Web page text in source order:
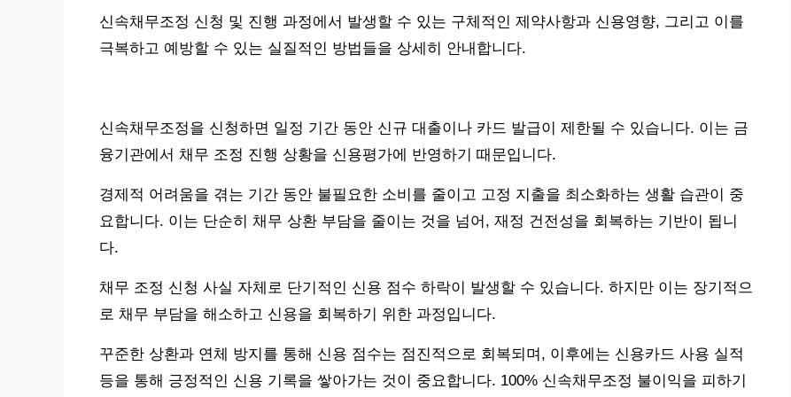
신속채무조정 신청 및 진행 과정에서 발생할 수 있는 구체적인 제약사항과 신용영향, 그리고 이를
극복하고 예방할 수 있는 실질적인 방법들을 상세히 안내합니다.
신속채무조정을 신청하면 일정 기간 동안 신규 대출이나 카드 발급이 제한될 수 있습니다. 이는 금
융기관에서 채무 조정 진행 상황을 신용평가에 반영하기 때문입니다.
경제적 어려움을 겪는 기간 동안 불필요한 소비를 줄이고 고정 지출을 최소화하는 생활 습관이 중
요합니다. 이는 단순히 채무 상환 부담을 줄이는 것을 넘어, 재정 건전성을 회복하는 기반이 됩니
다.
채무 조정 신청 사실 자체로 단기적인 신용 점수 하락이 발생할 수 있습니다. 하지만 이는 장기적으
로 채무 부담을 해소하고 신용을 회복하기 위한 과정입니다.
꾸준한 상환과 연체 방지를 통해 신용 점수는 점진적으로 회복되며, 이후에는 신용카드 사용 실적
등을 통해 긍정적인 신용 기록을 쌓아가는 것이 중요합니다. 100% 신속채무조정 불이익을 피하기